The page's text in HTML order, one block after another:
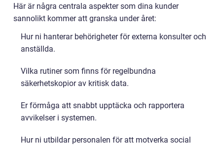
Här är några centrala aspekter som dina kunder
sannolikt kommer att granska under året:
Hur ni hanterar behörigheter för externa konsulter och
anställda.
Vilka rutiner som finns för regelbundna
säkerhetskopior av kritisk data.
Er förmåga att snabbt upptäcka och rapportera
avvikelser i systemen.
Hur ni utbildar personalen för att motverka social